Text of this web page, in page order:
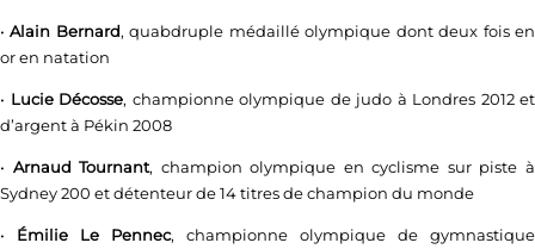
•Alain Bernard, quabdruple médaillé olympique dont deux fois en
or en natation
• Lucie Décosse, championne olympique de judo à Londres 2012 et
d’argent à Pékin 2008
• Arnaud Tournant, champion olympique en cyclisme sur piste à
Sydney 200 et détenteur de 14 titres de champion du monde
• Émilie Le Pennec, championne olympique de gymnastique